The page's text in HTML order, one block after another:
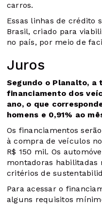
carros.
Essas linhas de crédito
Brasil, criado para
no país, por meio de
Juros
Segundo o Planalto, a
financiamento dos
ano, o que
homens e 0,91% ao
Os financiamentos
à compra de veículos
R$ 150 mil. Os
montadoras habilitadas
critérios de
Para acessar o
alguns requisitos